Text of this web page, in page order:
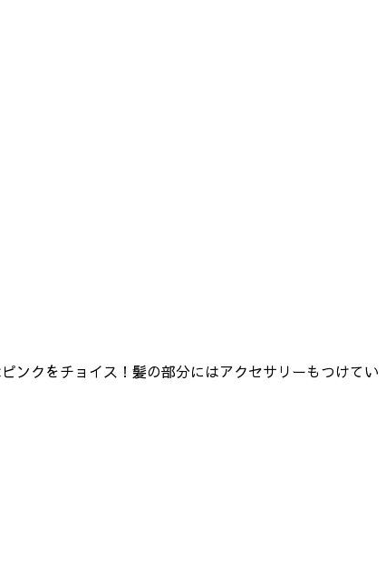
ンクをチョイス！髪の部分にはアクセサリーもつけてい